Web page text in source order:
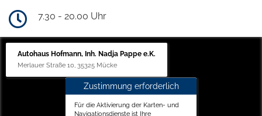
7.30 - 20.00 Uhr
Autohaus Hofmann, Inh. Nadja Pappe e.K.
Merlauer Straße 10, 35325 Mücke
Zustimmung erforderlich
Für die Aktivierung der Karten- und
Navigationsdienste ist Ihre